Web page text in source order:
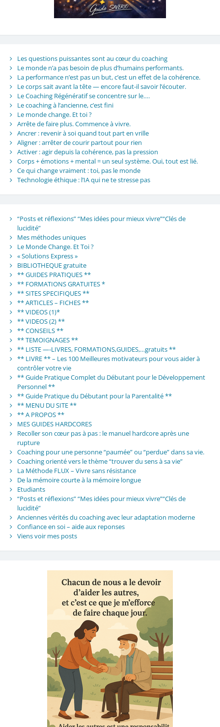
Les questions puissantes sont au cœur du coaching
Le monde n’a pas besoin de plus d’humains performants.
La performance n’est pas un but, c’est un effet de la cohérence.
Le corps sait avant la tête — encore faut-il savoir l’écouter.
Le Coaching Régénératif se concentre sur le….
Le coaching à l’ancienne, c’est fini
Le monde change. Et toi ?
Arrête de faire plus. Commence à vivre.
Ancrer : revenir à soi quand tout part en vrille
Aligner : arrêter de courir partout pour rien
Activer : agir depuis la cohérence, pas la pression
Corps + émotions + mental = un seul système. Oui, tout est lié.
Ce qui change vraiment : toi, pas le monde
Technologie éthique : l’IA qui ne te stresse pas
“Posts et réflexions” “Mes idées pour mieux vivre”“Clés de
lucidité”
Mes méthodes uniques
Le Monde Change. Et Toi ?
« Solutions Express »
BIBLIOTHEQUE gratuite
** GUIDES PRATIQUES **
** FORMATIONS GRATUITES *
** SITES SPECIFIQUES **
** ARTICLES – FICHES **
** VIDEOS (1)*
** VIDEOS (2) **
** CONSEILS **
** TEMOIGNAGES **
** LISTE —-LIVRES, FORMATIONS,GUIDES,…gratuits **
** LIVRE ** – Les 100 Meilleures motivateurs pour vous aider à
contrôler votre vie
** Guide Pratique Complet du Débutant pour le Développement
Personnel **
** Guide Pratique du Débutant pour la Parentalité **
** MENU DU SITE **
** A PROPOS **
MES GUIDES HARDCORES
Recoller son cœur pas à pas : le manuel hardcore après une
rupture
Coaching pour une personne “paumée” ou “perdue” dans sa vie.
Coaching orienté vers le thème “trouver du sens à sa vie”
La Méthode FLUX – Vivre sans résistance
De la mémoire courte à la mémoire longue
Etudiants
“Posts et réflexions” “Mes idées pour mieux vivre”“Clés de
lucidité”
Anciennes vérités du coaching avec leur adaptation moderne
Confiance en soi – aide aux reponses
Viens voir mes posts